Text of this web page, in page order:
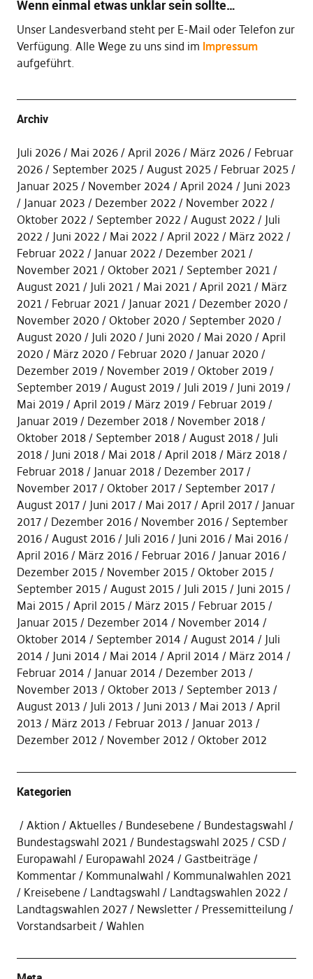
Wenn einmal etwas unklar sein sollte…
Unser Landesverband steht per E-Mail oder Telefon zur
Verfügung. Alle Wege zu uns sind im Impressum
aufgeführt.
Archiv
Juli 2026 Mai 2026 April 2026 März 2026
Februar
2026
September 2025 August 2025
Februar 2025
Januar 2025
November 2024 April 2024
Juni 2023
Januar 2023
Dezember 2022
November 2022
Oktober 2022
September 2022 August 2022
Juli
2022
Juni 2022 Mai 2022 April 2022
März 2022
Februar 2022
Januar 2022
Dezember 2021
November 2021
Oktober 2021
September 2021
August 2021
Juli 2021 Mai 2021 April 2021
März
2021
Februar 2021 Januar 2021
Dezember 2020
November 2020
Oktober 2020
September 2020
August 2020
Juli 2020 Juni 2020 Mai 2020
April
2020
März 2020 Februar 2020
Januar 2020
Dezember 2019
November 2019
Oktober 2019
September 2019
August 2019 Juli 2019
Juni 2019
Mai 2019
April 2019 März 2019
Februar 2019
Januar 2019
Dezember 2018
November 2018
Oktober 2018
September 2018 August 2018
Juli
2018
Juni 2018 Mai 2018 April 2018
März 2018
Februar 2018
Januar 2018
Dezember 2017
November 2017
Oktober 2017
September 2017
August 2017
Juni 2017 Mai 2017 April 2017
Januar
2017
Dezember 2016 November 2016
September
2016
August 2016 Juli 2016 Juni 2016
Mai 2016
April 2016
März 2016 Februar 2016
Januar 2016
Dezember 2015
November 2015
Oktober 2015
September 2015
August 2015 Juli 2015
Juni 2015
Mai 2015
April 2015 März 2015
Februar 2015
Januar 2015
Dezember 2014
November 2014
Oktober 2014
September 2014 August 2014
Juli
2014
Juni 2014 Mai 2014 April 2014
März 2014
Februar 2014
Januar 2014
Dezember 2013
November 2013
Oktober 2013
September 2013
August 2013
Juli 2013 Juni 2013 Mai 2013
April
2013
März 2013 Februar 2013
Januar 2013
Dezember 2012
November 2012 Oktober 2012
Kategorien
Aktion Aktuelles Bundesebene
Bundestagswahl
Bundestagswahl 2021
Bundestagswahl 2025
CSD
Europawahl
Europawahl 2024
Gastbeiträge
Kommentar
Kommunalwahl
Kommunalwahlen 2021
Kreisebene
Landtagswahl
Landtagswahlen 2022
Landtagswahlen 2027
Newsletter
Pressemitteilung
Vorstandsarbeit
Wahlen